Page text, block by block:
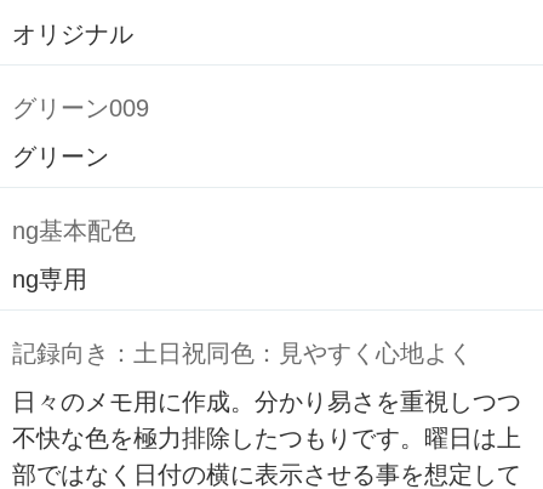
オリジナル
グリーン009
グリーン
ng基本配色
ng専用
記録向き：土日祝同色：見やすく心地よく
日々のメモ用に作成。分かり易さを重視しつつ
不快な色を極力排除したつもりです。曜日は上
部ではなく日付の横に表示させる事を想定して